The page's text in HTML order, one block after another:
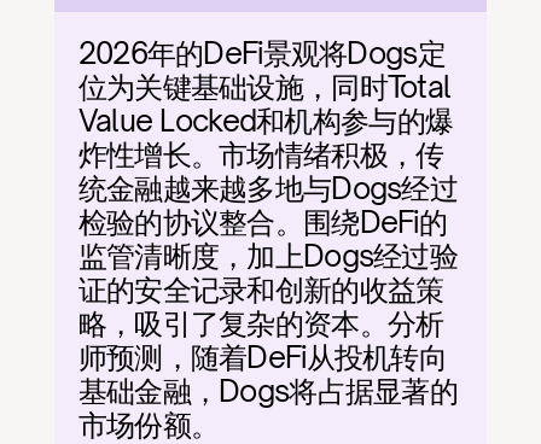
2026年的DeFi景观将Dogs定
位为关键基础设施，同时Total
Value Locked和机构参与的爆
炸性增长。市场情绪积极，传
统金融越来越多地与Dogs经过
检验的协议整合。围绕DeFi的
监管清晰度，加上Dogs经过验
证的安全记录和创新的收益策
略，吸引了复杂的资本。分析
师预测，随着DeFi从投机转向
基础金融，Dogs将占据显著的
市场份额。